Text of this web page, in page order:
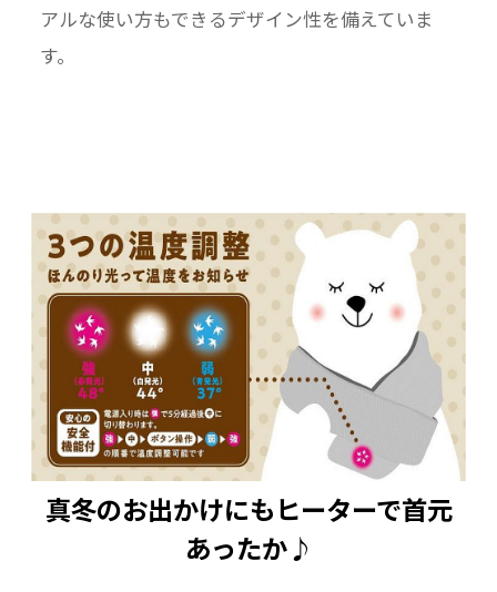
アルな使い方もできるデザイン性を備えていま
す。
真冬のお出かけにもヒーターで首元
あったか♪